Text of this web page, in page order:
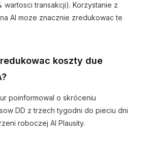
wartosci transakcji). Korzystanie z
AI moze znacznie zredukowac te
koszty due
poinformowal o skróceniu
DD z trzech tygodni do pieciu dni
roboczej AI Plausity.